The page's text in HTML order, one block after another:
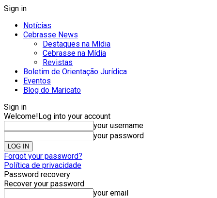
Sign in
Notícias
Cebrasse News
Destaques na Mídia
Cebrasse na Mídia
Revistas
Boletim de Orientação Jurídica
Eventos
Blog do Maricato
Sign in
Welcome!Log into your account
your username
your password
Forgot your password?
Política de privacidade
Password recovery
Recover your password
your email